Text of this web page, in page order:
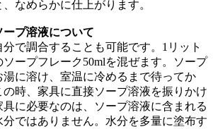
なめらかに仕上がります。
プ溶液について
で調合することも可能です。1リット
ープフレーク50mlを混ぜます。ソープ
に溶け、室温に冷めるまで待ってか
の時、家具に直接ソープ溶液を振りかけ
に必要なのは、ソープ溶液に含まれる
分ではありません。水分を多量に塗布す